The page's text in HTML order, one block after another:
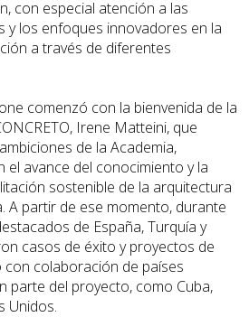
con especial atención a las
y los enfoques innovadores en la
a través de diferentes
comenzó con la bienvenida de la
Irene Matteini, que
de la Academia,
el avance del conocimiento y la
sostenible de la arquitectura
A partir de ese momento, durante
de España, Turquía y
casos de éxito y proyectos de
con colaboración de países
parte del proyecto, como Cuba,
Unidos.